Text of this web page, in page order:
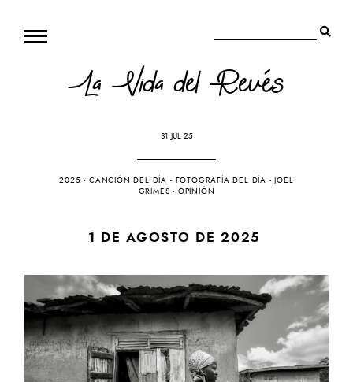
La Vida del Revés
31 JUL 25
2025 -CANCIÓN DEL DÍA - FOTOGRAFÍA DEL DÍA -JOEL
GRIMES - OPINIÓN
1 DE AGOSTO DE 2025